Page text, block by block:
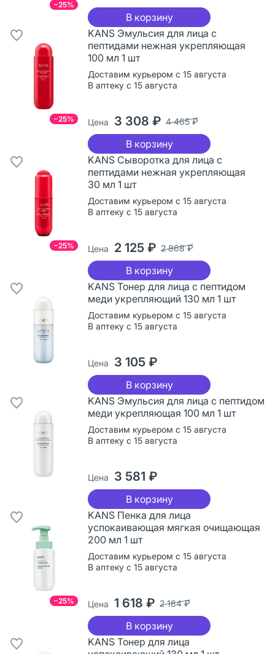
−25%
В корзину
−25%
KANS Эмульсия для лица с
пептидами нежная укрепляющая
100 мл 1 шт
Доставим курьером с 15 августа
В аптеку с 15 августа
Цена 3 308 ₽ 4 465 ₽
В корзину
−25%
KANS Сыворотка для лица с
пептидами нежная укрепляющая
30 мл 1 шт
Доставим курьером с 15 августа
В аптеку с 15 августа
Цена 2 125 ₽ 2 868 ₽
В корзину
KANS Тонер для лица с пептидом
меди укрепляющий 130 мл 1 шт
Доставим курьером с 15 августа
В аптеку с 15 августа
Цена 3 105 ₽
В корзину
KANS Эмульсия для лица с пептидом
меди укрепляющая 100 мл 1 шт
Доставим курьером с 15 августа
В аптеку с 15 августа
Цена 3 581 ₽
В корзину
−25%
KANS Пенка для лица
успокаивающая мягкая очищающая
200 мл 1 шт
Доставим курьером с 15 августа
В аптеку с 15 августа
Цена 1 618 ₽ 2 184 ₽
В корзину
KANS Тонер для лица